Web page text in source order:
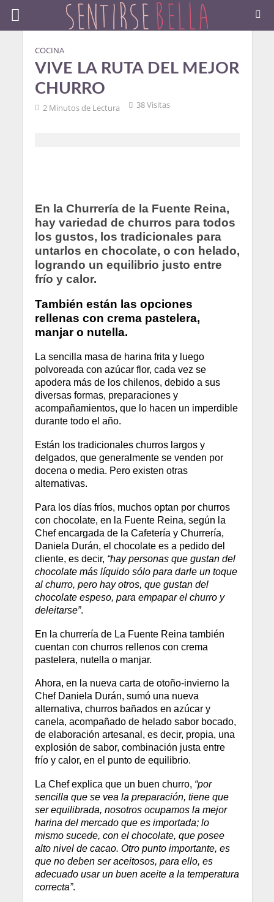
COCINA
VIVE LA RUTA DEL MEJOR
CHURRO
2 Minutos de Lectura 38 Visitas
En la Churrería de la Fuente Reina,
hay variedad de churros para todos
los gustos, los tradicionales para
untarlos en chocolate, o con helado,
logrando un equilibrio justo entre
frío y calor.
También están las opciones
rellenas con crema pastelera,
manjar o nutella.
La sencilla masa de harina frita y luego
polvoreada con azúcar flor, cada vez se
apodera más de los chilenos, debido a sus
diversas formas, preparaciones y
acompañamientos, que lo hacen un imperdible
durante todo el año.
Están los tradicionales churros largos y
delgados, que generalmente se venden por
docena o media. Pero existen otras
alternativas.
Para los días fríos, muchos optan por churros
con chocolate, en la Fuente Reina, según la
Chef encargada de la Cafetería y Churrería,
Daniela Durán, el chocolate es a pedido del
cliente, es decir, “hay personas que gustan del
chocolate más líquido sólo para darle un toque
al churro, pero hay otros, que gustan del
chocolate espeso, para empapar el churro y
deleitarse”.
En la churrería de La Fuente Reina también
cuentan con churros rellenos con crema
pastelera, nutella o manjar.
Ahora, en la nueva carta de otoño-invierno la
Chef Daniela Durán, sumó una nueva
alternativa, churros bañados en azúcar y
canela, acompañado de helado sabor bocado,
de elaboración artesanal, es decir, propia, una
explosión de sabor, combinación justa entre
frío y calor, en el punto de equilibrio.
La Chef explica que un buen churro, “por
sencilla que se vea la preparación, tiene que
ser equilibrada, nosotros ocupamos la mejor
harina del mercado que es importada; lo
mismo sucede, con el chocolate, que posee
alto nivel de cacao. Otro punto importante, es
que no deben ser aceitosos, para ello, es
adecuado usar un buen aceite a la temperatura
correcta”.